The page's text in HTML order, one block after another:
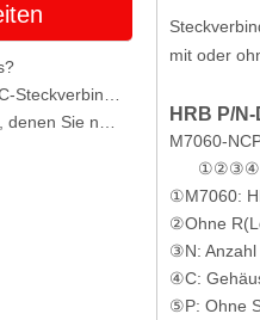
mit oder
HRB P/
M7060-
①M7060:
②Ohne
③N: Anzahl
④C:
⑤P: Ohne